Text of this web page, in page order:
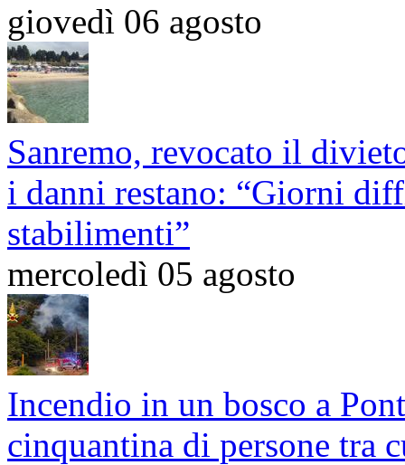
giovedì 06 agosto
Sanremo, revocato il
i danni restano: “Giorni
stabilimenti”
mercoledì 05 agosto
Incendio in un bosco a
cinquantina di persone tra